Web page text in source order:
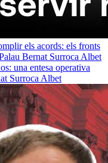
els acords: els fronts
Bernat Surroca Albet
una entesa operativa
Surroca Albet